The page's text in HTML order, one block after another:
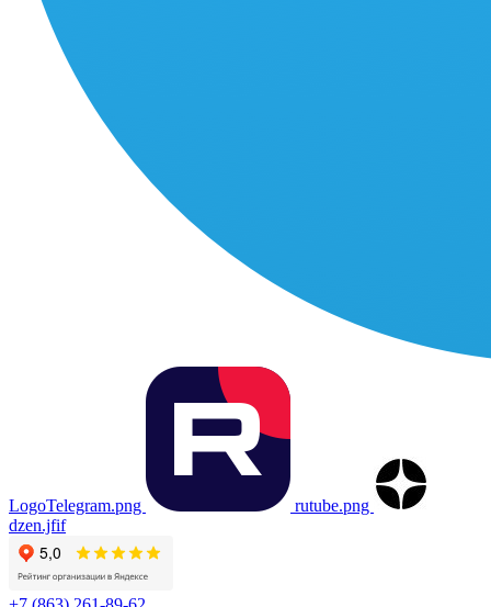
LogoTelegram.png
rutube.png
dzen.jfif